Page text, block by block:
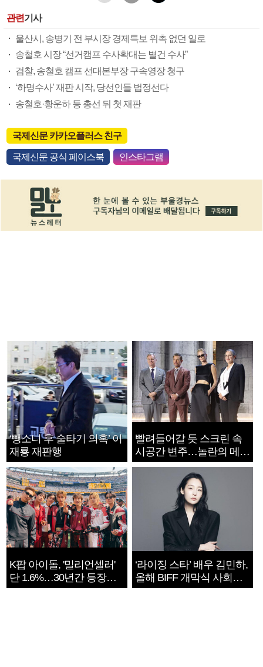
관련기사
울산시, 송병기 전 부시장 경제특보 위촉 없던 일로
송철호 시장 “선거캠프 수사확대는 별건 수사”
검찰, 송철호 캠프 선대본부장 구속영장 청구
‘하명수사’ 재판 시작, 당선인들 법정선다
송철호·황운하 등 총선 뒤 첫 재판
국제신문 카카오플러스 친구
국제신문 공식 페이스북 인스타그램
‘뺑소니 후 술타기 의혹’ 이
재룡 재판행
빨려들어갈 듯 스크린 속
시공간 변주…놀란의 메시
지는 ‘전쟁 속죄’
K팝 아이돌, '밀리언셀러'
단 1.6%…30년간 등장
1182개팀 전수조사
‘라이징 스타’ 배우 김민하,
올해 BIFF 개막식 사회자
확정